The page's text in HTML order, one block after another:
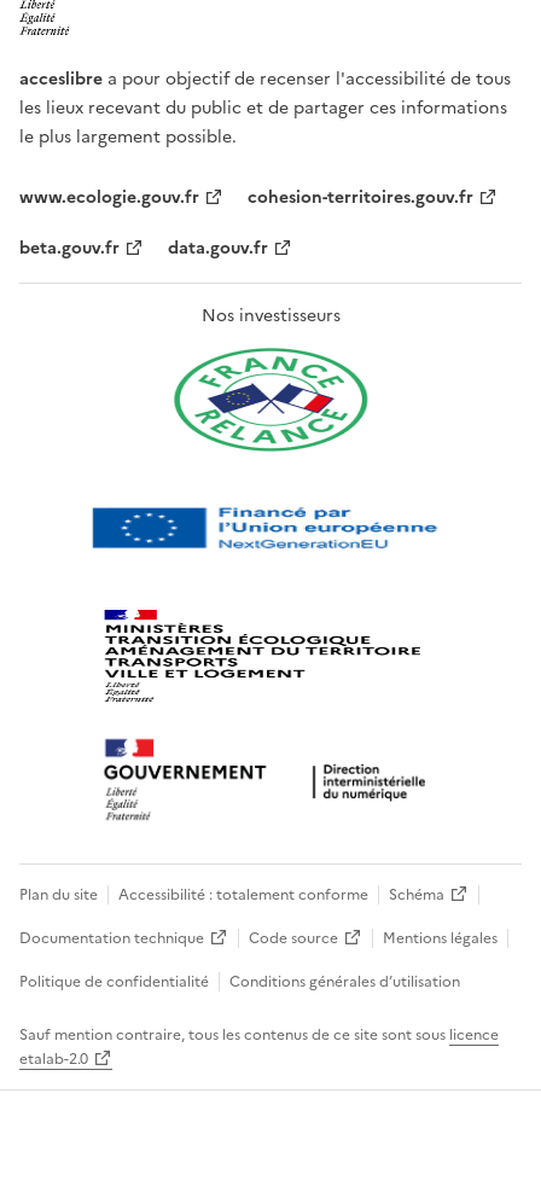
acceslibre a pour objectif de recenser l'accessibilité de tous
les lieux recevant du public et de partager ces informations
le plus largement possible.
www.ecologie.gouv.fr
cohesion-territoires.gouv.fr
beta.gouv.fr
data.gouv.fr
Nos investisseurs
Plan du site Accessibilité : totalement conforme
Schéma
Documentation technique
Code source
Mentions légales
Politique de confidentialité
Conditions générales d’utilisation
Sauf mention contraire, tous les contenus de ce site sont sous licence
etalab-2.0